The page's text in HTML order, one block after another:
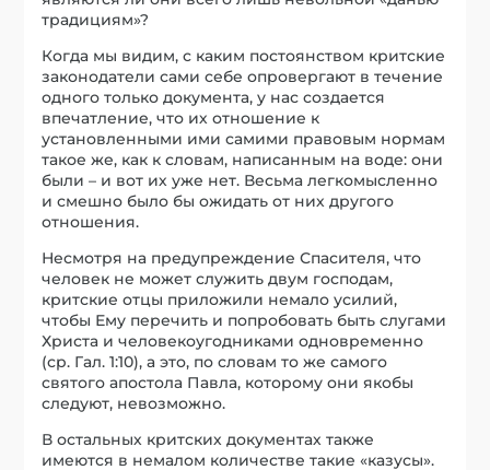
традициям»?
Когда мы видим, с каким постоянством критские
законодатели сами себе опровергают в течение
одного только документа, у нас создается
впечатление, что их отношение к
установленными ими самими правовым нормам
такое же, как к словам, написанным на воде: они
были – и вот их уже нет. Весьма легкомысленно
и смешно было бы ожидать от них другого
отношения.
Несмотря на предупреждение Спасителя, что
человек не может служить двум господам,
критские отцы приложили немало усилий,
чтобы Ему перечить и попробовать быть слугами
Христа и человекоугодниками одновременно
(ср. Гал. 1:10), а это, по словам то же самого
святого апостола Павла, которому они якобы
следуют, невозможно.
В остальных критских документах также
имеются в немалом количестве такие «казусы».